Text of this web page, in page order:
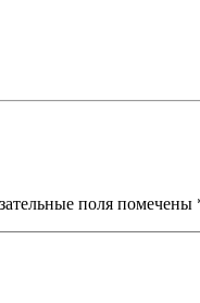
поля помечены